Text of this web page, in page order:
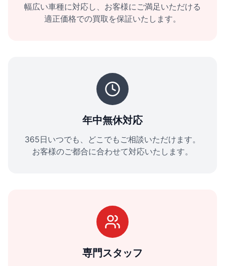
幅広い車種に対応し、お客様にご満足いただける
適正価格での買取を保証いたします。
年中無休対応
365日いつでも、どこでもご相談いただけます。
お客様のご都合に合わせて対応いたします。
専門スタッフ